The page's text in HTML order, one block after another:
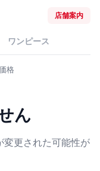
店舗案内
ワンピース
格
ん
変更された可能性が